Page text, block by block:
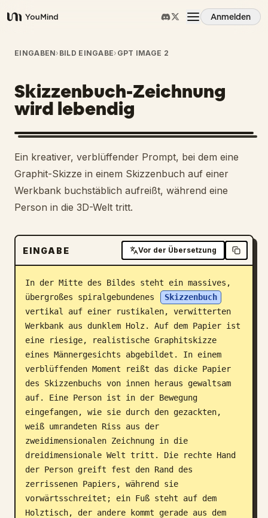
YouMind
Anmelden
Übersicht
Anwendungsfälle
Fähigkeiten
Prompts
Preise
Download
Blog
Updates
EINGABEN› BILD EINGABE› GPT IMAGE 2
Skizzenbuch-Zeichnung
wird lebendig
Ein kreativer, verblüffender Prompt, bei dem eine
Graphit-Skizze in einem Skizzenbuch auf einer
Werkbank buchstäblich aufreißt, während eine
Person in die 3D-Welt tritt.
EINGABE Vor der Übersetzung
In der Mitte des Bildes steht ein massives,
übergroßes spiralgebundenes
Skizzenbuch
vertikal auf einer rustikalen, verwitterten
Werkbank aus dunklem Holz. Auf dem Papier ist
eine riesige, realistische Graphitskizze
eines Männergesichts abgebildet. In einem
verblüffenden Moment reißt das dicke Papier
des Skizzenbuchs von innen heraus gewaltsam
auf. Eine Person ist in der Bewegung
eingefangen, wie sie durch den gezackten,
weiß umrandeten Riss aus der
zweidimensionalen Zeichnung in die
dreidimensionale Welt tritt. Die rechte Hand
der Person greift fest den Rand des
zerrissenen Papiers, während sie
vorwärtsschreitet; ein Fuß steht auf dem
Holztisch, der andere kommt gerade aus dem